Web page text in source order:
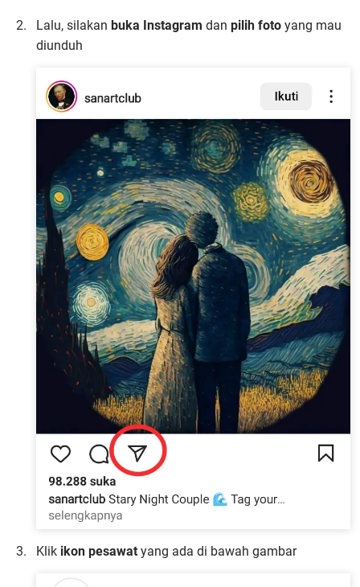
Lalu, silakan buka Instagram dan pilih foto yang mau
diunduh
Klik ikon pesawat yang ada di bawah gambar